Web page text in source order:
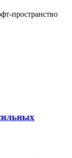
пространство